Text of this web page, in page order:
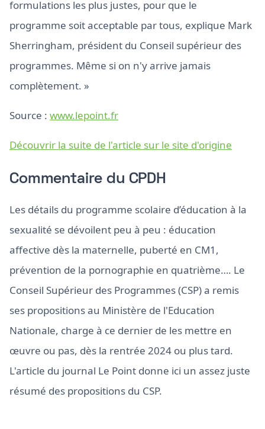
formulations les plus justes, pour que le
programme soit acceptable par tous, explique Mark
Sherringham, président du Conseil supérieur des
programmes. Même si on n'y arrive jamais
complètement. »
Source : www.lepoint.fr
Découvrir la suite de l'article sur le site d'origine
Commentaire du CPDH
Les détails du programme scolaire d’éducation à la
sexualité se dévoilent peu à peu : éducation
affective dès la maternelle, puberté en CM1,
prévention de la pornographie en quatrième…. Le
Conseil Supérieur des Programmes (CSP) a remis
ses propositions au Ministère de l'Education
Nationale, charge à ce dernier de les mettre en
œuvre ou pas, dès la rentrée 2024 ou plus tard.
L'article du journal Le Point donne ici un assez juste
résumé des propositions du CSP.